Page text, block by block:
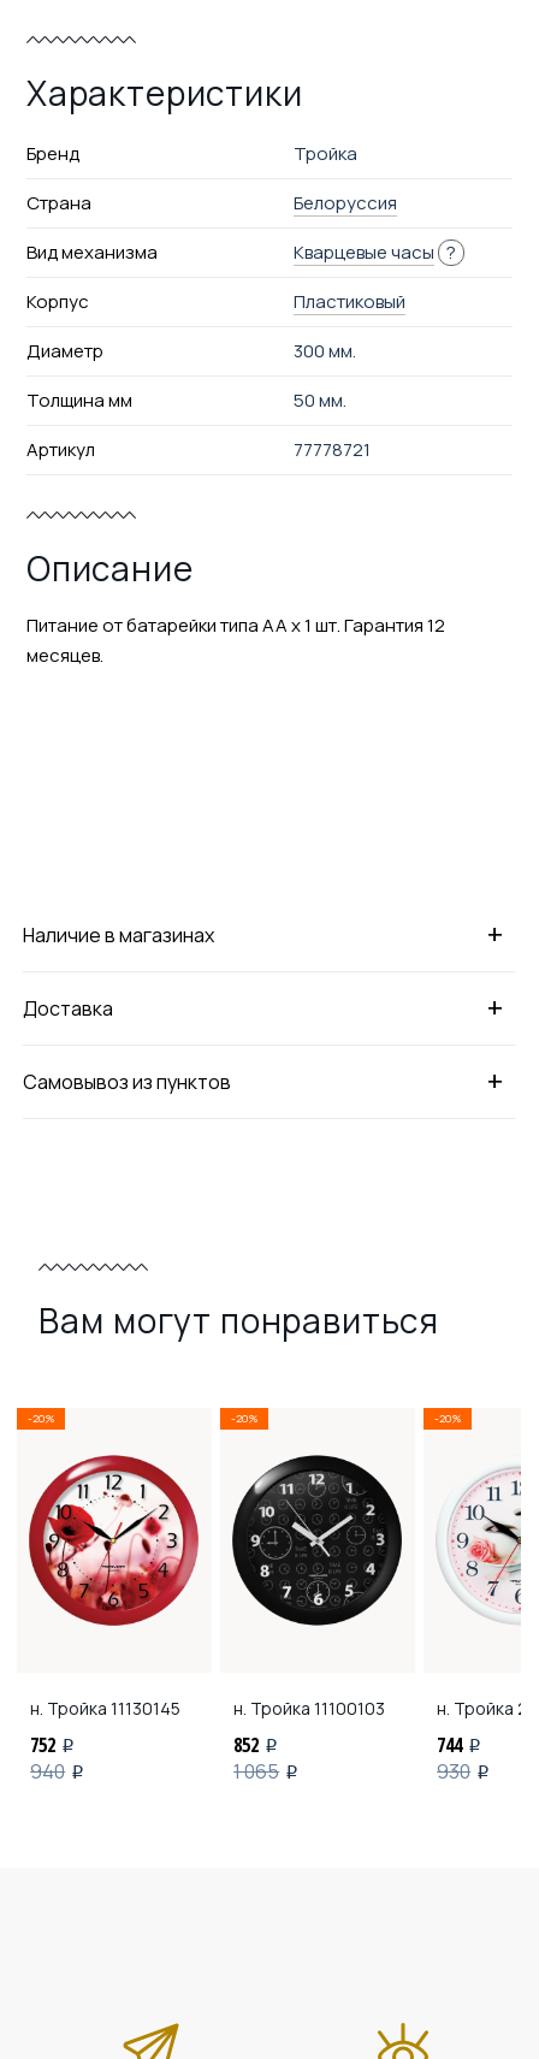
Характеристики
Бренд
Тройка
Страна
Белоруссия
Вид механизма
Кварцевые часы ?
Корпус
Пластиковый
Диаметр
300 мм.
Толщина мм
50 мм.
Артикул
77778721
Описание
Питание от батарейки типа АА х 1 шт. Гарантия 12
месяцев.
+
Наличие в магазинах
+
Доставка
+
Самовывоз из пунктов
Вам могут понравиться
-20%
н. Тройка 11130145
752 i
940 i
-20%
н. Тройка 11100103
852 i
1 065 i
-20%
н. Тройка
744 i
930 i